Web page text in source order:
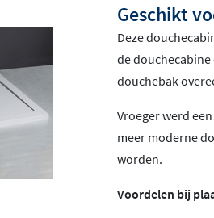
Geschikt
Deze
de douchecabine
douchebak
Vroeger werd
meer moderne
worden.
Voordelen bij